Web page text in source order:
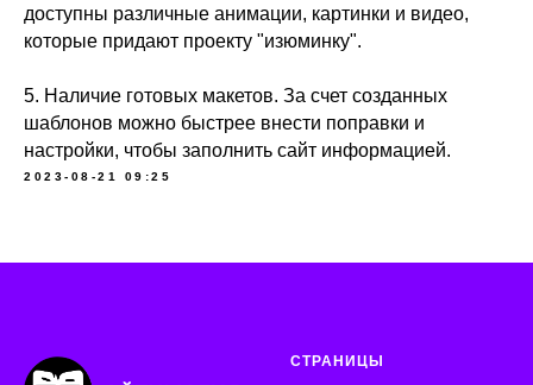
доступны различные анимации, картинки и видео,
которые придают проекту "изюминку".
5. Наличие готовых макетов. За счет созданных
шаблонов можно быстрее внести поправки и
настройки, чтобы заполнить сайт информацией.
2023-08-21 09:25
СТРАНИЦЫ